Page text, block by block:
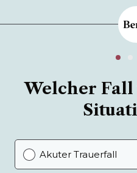
Welcher
Akuter Trauerfall